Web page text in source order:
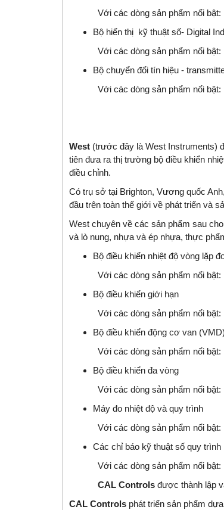
Với các dòng sản phẩm nổi
Bộ hiển thị kỹ thuật số- Digital
Với các dòng sản phẩm nổi
Bộ chuyển đổi tín hiệu -
Với các dòng sản phẩm nổi
West (trước đây là West Instruments)
tiên đưa ra thị trường bộ điều khiển
điều chỉnh.
Có trụ sở tại Brighton, Vương quốc
đầu trên toàn thế giới về phát triển và
West chuyên về các sản phẩm sau
và lò nung, nhựa và ép nhựa, thực
Bộ điều khiển nhiệt độ vòng lặp
Với các dòng sản phẩm nổi
Bộ điều khiển giới hạn
Với các dòng sản phẩm nổi
Bộ điều khiển động cơ van (VMD)
Với các dòng sản phẩm nổi
Bộ điều khiển đa vòng
Với các dòng sản phẩm nổi
Máy đo nhiệt độ và quy trình
Với các dòng sản phẩm nổi
Các chỉ báo kỹ thuật số quy trình
Với các dòng sản phẩm nổi
CAL Controls được thành lập
CAL Controls phát triển sản phẩm